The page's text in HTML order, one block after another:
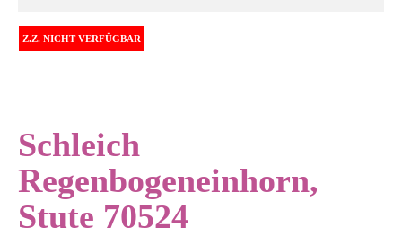
Z.Z. NICHT VERFÜGBAR
Schleich
Regenbogeneinhorn,
Stute 70524